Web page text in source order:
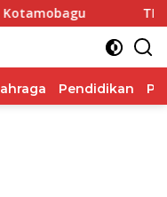
TIFF 2026
Pendidikan